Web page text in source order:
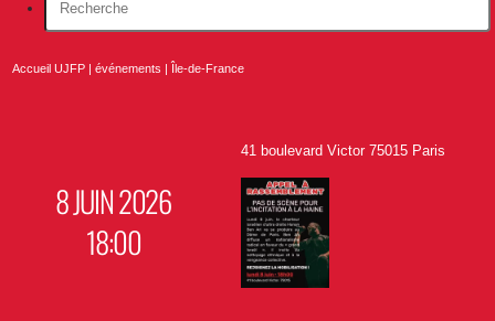
Accueil UJFP |événements Île-de-France
8 JUIN 2026
18:00
41 boulevard Victor 75015 Paris